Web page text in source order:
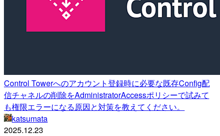
Control Towerへのアカウント登録時に必要な既存Config配
信チャネルの削除をAdministratorAccessポリシーで試みて
も権限エラーになる原因と対策を教えてください。
katsumata
2025.12.23